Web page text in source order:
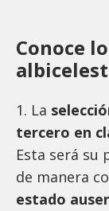
Conoce
1. La
tercero en
Esta será su
de manera
estado